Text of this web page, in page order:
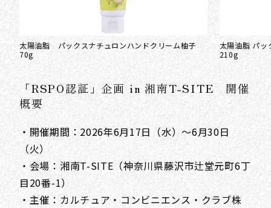
太陽油脂 パックスナチュロンハンドクリーム柚子
70g
太陽油脂 パッ
210g
「RSPO認証」企画 in 湘南T-SITE 開催
概要
・開催期間：2026年6月17日（水）～6月30日
（火）
・会場：湘南T-SITE（神奈川県藤沢市辻堂元町6丁
目20番-1）
・主催：カルチュア・コンビニエンス・クラブ株